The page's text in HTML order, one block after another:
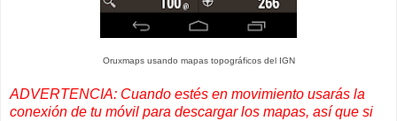
Oruxmaps usando mapas topográficos del IGN
ADVERTENCIA: Cuando estés en movimiento usarás la
conexión de tu móvil para descargar los mapas, así que si